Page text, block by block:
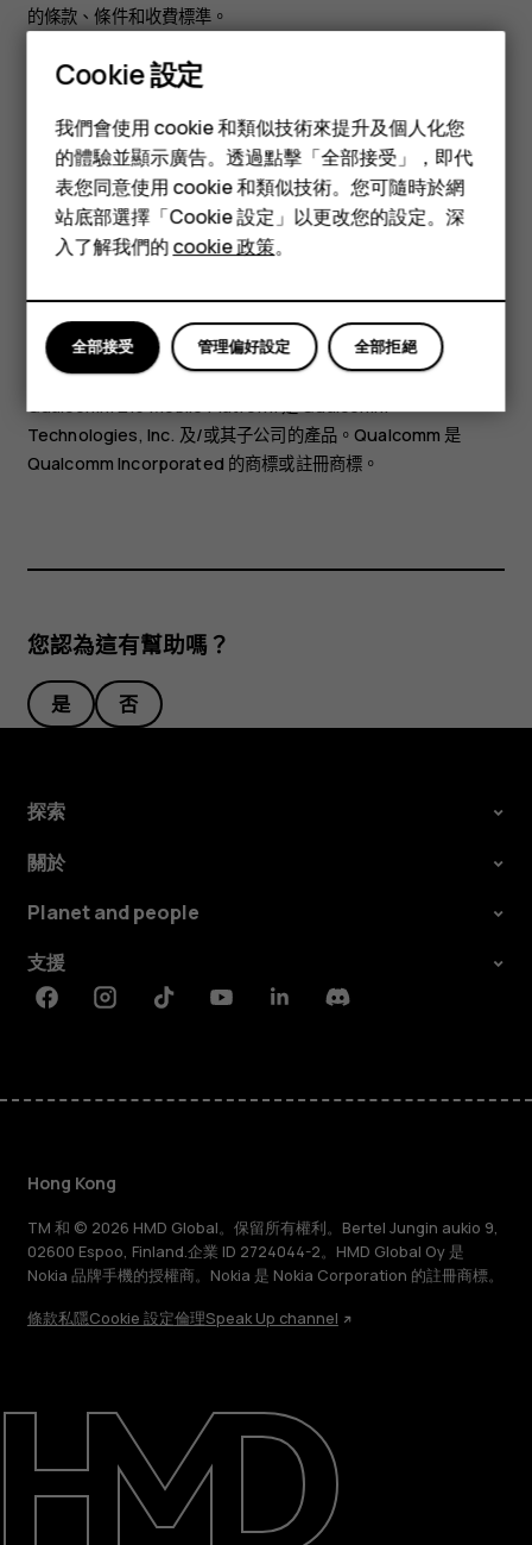
智慧型手機
功能型手機
配件
平板電腦
關於
維修、循環再用、回收再造
支援
的條款、條件和收費標準。
提供的所有規格、功能和其他產品資訊如有變更，恕不另行通
知。
您對本裝置的使用適用於 HMD Global 私隱政策，詳情請參閱
http://www.hmd.com/privacy。
HMD Global Oy 獲有 Nokia 品牌手機和平板電腦的獨家授權。
Nokia 是 Nokia Corporation 的註冊商標。
標。
Bluetooth 文字標記和標誌是 Bluetooth SIG, Inc. 所擁有，
HMD Global 係獲授權使用此類標記。
Qualcomm 215 Mobile Platform 是 Qualcomm
Technologies, Inc. 及/或其子公司的產品。Qualcomm 是
Qualcomm Incorporated 的商標或註冊商標。
您認為這有幫助嗎？
是 否
探索
關於
Planet and people
支援
FacebookInstagramTiktokYoutubeLinkedinDiscord
Hong Kong
TM 和 © 2026 HMD Global。保留所有權利。Bertel Jungin aukio 9,
02600 Espoo, Finland.企業 ID 2724044-2。HMD Global Oy 是
Nokia 品牌手機的授權商。Nokia 是 Nokia Corporation 的註冊商標。
條款私隱Cookie 設定倫理Speak Up channel
Cookie 設定
我們會使用 cookie 和類似技術來提升及個人化您
的體驗並顯示廣告。透過點擊「全部接受」，即代
表您同意使用 cookie 和類似技術。您可隨時於網
站底部選擇「Cookie 設定」以更改您的設定。深
入了解我們的cookie 政策。
全部拒絕
管理偏好設定
全部接受